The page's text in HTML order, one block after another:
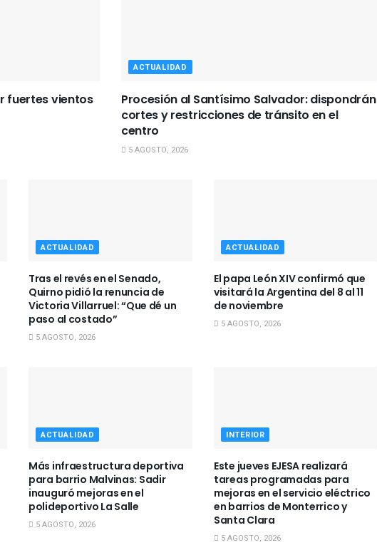
fuertes vientos
ACTUALIDAD
Procesión al Santísimo Salvador: dispondrán
cortes y restricciones de tránsito en el
centro
5 AGOSTO, 2026
ACTUALIDAD
Tras el revés en el Senado,
Quirno pidió la renuncia de
Victoria Villarruel: “Que dé un
paso al costado”
5 AGOSTO, 2026
ACTUALIDAD
El papa León XIV confirmó que
visitará la Argentina del 8 al 11
de noviembre
5 AGOSTO, 2026
ACTUALIDAD
Más infraestructura deportiva
para barrio Malvinas: Sadir
inauguró mejoras en el
polideportivo La Salle
5 AGOSTO, 2026
INTERIOR
Este jueves EJESA realizará
tareas programadas para
mejoras en el servicio eléctrico
en barrios de Monterrico y
Santa Clara
5 AGOSTO, 2026